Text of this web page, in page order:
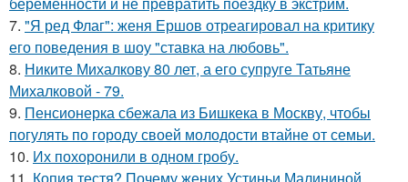
7. "Я ред Флаг": женя Ершов отреагировал на критику
его поведения в шоу "ставка на любовь".
8. Никите Михалкову 80 лет, а его супруге Татьяне
Михалковой - 79.
9. Пенсионерка сбежала из Бишкека в Москву, чтобы
погулять по городу своей молодости втайне от семьи.
10. Их похоронили в одном гробу.